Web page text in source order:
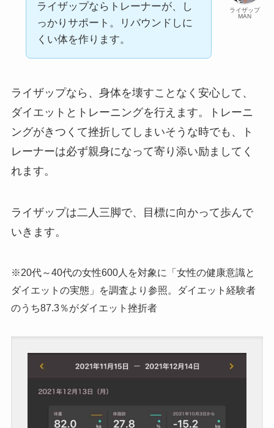
ライザップ
MAN
ライザップならトレーナーが、し
っかりサポート。リバウンドしに
くい体を作ります。
ライザップなら、身体を壊すことなく安心して、
ダイエットとトレーニングを行えます。トレーニ
ングがきつくて挫折してしまいそうな時でも、ト
レーナーは必ず親身になって寄り添い励ましてく
れます。
ライザップは二人三脚で、目標に向かって歩んで
いきます。
※20代～40代の女性600人を対象に「女性の健康意識と
ダイエットの実態」を調査より参照。ダイエット経験者
のうち87.3％がダイエット挫折者